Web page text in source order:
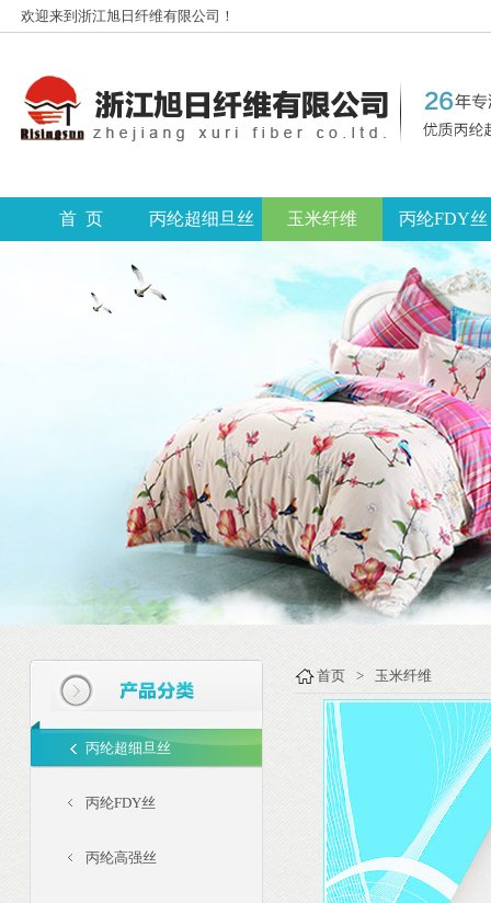
欢迎来到浙江旭日纤维有限公司！
首 页 丙纶超细旦丝 玉米纤维 丙纶FDY丝
丙纶超细旦丝
丙纶FDY丝
丙纶高强丝
首页 > 玉米纤维